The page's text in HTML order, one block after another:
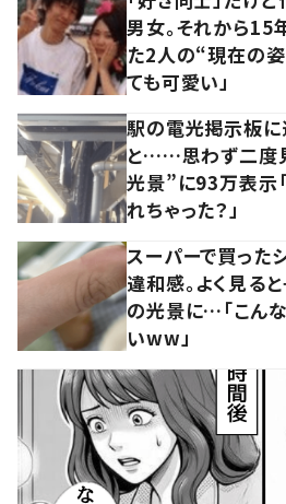
男女。それから
た2人の“現在の
ても可愛い」
駅の電光掲示板
と……思わず二度
光景”に93万表示「
れちゃった？」
スーパーで買った
違和感。よく見る
の光景に…「こんな
いww」